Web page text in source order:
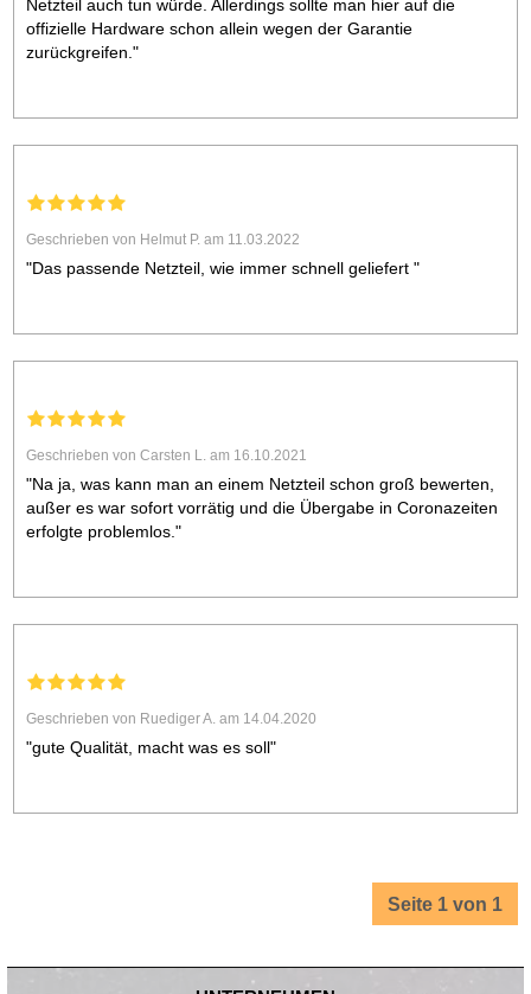
Netzteil auch tun würde. Allerdings sollte man hier auf die
offizielle Hardware schon allein wegen der Garantie
zurückgreifen."
Geschrieben von Helmut P. am 11.03.2022
"Das passende Netzteil, wie immer schnell geliefert "
Geschrieben von Carsten L. am 16.10.2021
"Na ja, was kann man an einem Netzteil schon groß bewerten,
außer es war sofort vorrätig und die Übergabe in Coronazeiten
erfolgte problemlos."
Geschrieben von Ruediger A. am 14.04.2020
"gute Qualität, macht was es soll"
Seite 1 von 1